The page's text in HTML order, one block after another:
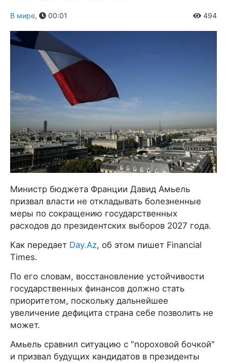
В мире, 00:01 494
Министр бюджета Франции Давид Амьель
призвал власти не откладывать болезненные
меры по сокращению государственных
расходов до президентских выборов 2027 года.
Как передает Day.Az, об этом пишет Financial
Times.
По его словам, восстановление устойчивости
государственных финансов должно стать
приоритетом, поскольку дальнейшее
увеличение дефицита страна себе позволить не
может.
Амьель сравнил ситуацию с "пороховой бочкой"
и призвал будущих кандидатов в президенты